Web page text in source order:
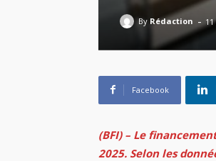
By Rédaction -
Facebook
(BFI) – Le
2025. Selon les